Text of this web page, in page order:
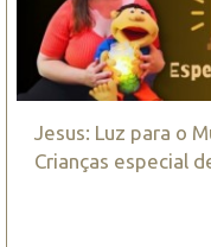
Jesus: Luz para o
Crianças especial